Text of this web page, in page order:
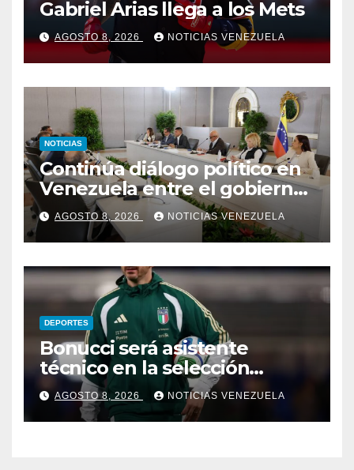
Gabriel Arias llega a los Mets
AGOSTO 8, 2026 NOTICIAS VENEZUELA
NOTICIAS
Continúa diálogo político en
Venezuela entre el gobierno
y la oposición
AGOSTO 8, 2026 NOTICIAS VENEZUELA
DEPORTES
Bonucci será asistente
técnico en la selección
italiana
AGOSTO 8, 2026 NOTICIAS VENEZUELA